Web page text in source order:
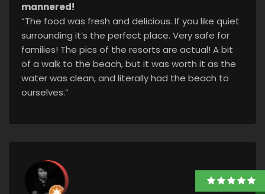
mannered!
“The food was fresh and delicious. If you like quiet
surrounding it’s the perfect place. Very safe for
families! The pics of the resorts are actual! A bit
of a walk to the beach, but it was worth it as the
water was clean, and literally had the beach to
ourselves.”